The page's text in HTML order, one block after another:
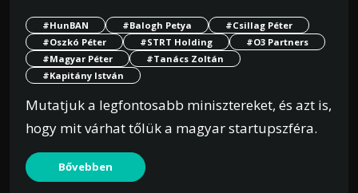
#HunBAN #Balogh Petya
#Csillag Péter
#Oszkó Péter
#STRT Holding
#O3 Partners
#Magyar Péter
#Tanács Zoltán
#Kapitány István
Mutatjuk a legfontosabb minisztereket, és azt is,
hogy mit várhat tőlük a magyar startupszféra.
Bővebben